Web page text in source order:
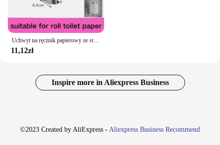
11,12zł
Inspire more in Aliexpress Business
©2023 Created by AliExpress - Aliexpress Business Recommend